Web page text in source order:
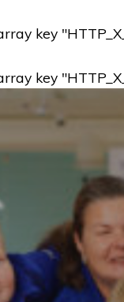
key
key